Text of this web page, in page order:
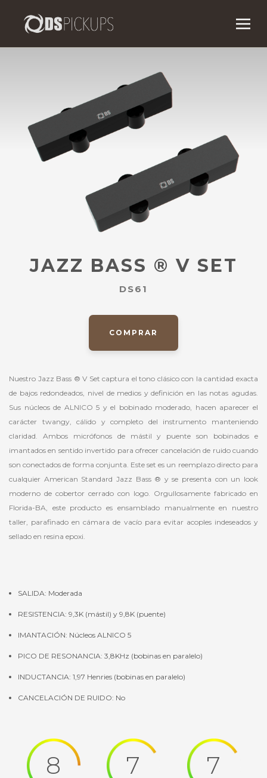
JAZZ BASS ® V SET
DS61
COMPRAR
Nuestro Jazz Bass ® V Set captura el tono clásico con la cantidad exacta
de bajos redondeados, nivel de medios y definición en las notas agudas.
Sus núcleos de ALNICO 5 y el bobinado moderado, hacen aparecer el
carácter twangy, cálido y completo del instrumento manteniendo
claridad. Ambos micrófonos de mástil y puente son bobinados e
imantados en sentido invertido para ofrecer cancelación de ruido cuando
son conectados de forma conjunta. Este set es un reemplazo directo para
cualquier American Standard Jazz Bass ® y se presenta con un look
moderno de cobertor cerrado con logo. Orgullosamente fabricado en
Florida-BA, este producto es ensamblado manualmente en nuestro
taller, parafinado en cámara de vacío para evitar acoples indeseados y
sellado en resina epoxi.
SALIDA: Moderada
RESISTENCIA: 9,3K (mástil) y 9,8K (puente)
IMANTACIÓN: Núcleos ALNICO 5
PICO DE RESONANCIA: 3,8KHz (bobinas en paralelo)
INDUCTANCIA: 1,97 Henries (bobinas en paralelo)
CANCELACIÓN DE RUIDO: No
8 7 7